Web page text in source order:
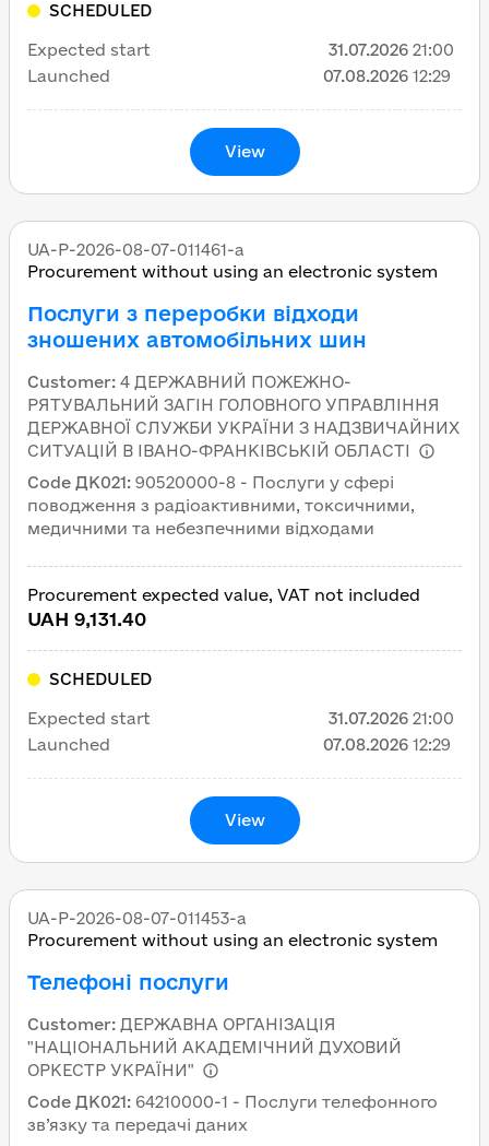
SCHEDULED
Expected start 31.07.2026 21:00
Launched
07.08.2026 12:29
View
UA-P-2026-08-07-011461-a
Procurement without using an electronic system
Послуги з переробки відходи
зношених автомобільних шин
Customer: 4 ДЕРЖАВНИЙ ПОЖЕЖНО-
РЯТУВАЛЬНИЙ ЗАГІН ГОЛОВНОГО УПРАВЛІННЯ
ДЕРЖАВНОЇ СЛУЖБИ УКРАЇНИ З НАДЗВИЧАЙНИХ
СИТУАЦІЙ В ІВАНО-ФРАНКІВСЬКІЙ ОБЛАСТІ
Code ДК021: 90520000-8 - Послуги у сфері
поводження з радіоактивними, токсичними,
медичними та небезпечними відходами
Procurement expected value, VAT not included
UAH 9,131.40
SCHEDULED
Expected start 31.07.2026 21:00
Launched
07.08.2026 12:29
View
UA-P-2026-08-07-011453-a
Procurement without using an electronic system
Телефоні послуги
Customer: ДЕРЖАВНА ОРГАНІЗАЦІЯ
"НАЦІОНАЛЬНИЙ АКАДЕМІЧНИЙ ДУХОВИЙ
ОРКЕСТР УКРАЇНИ"
Code ДК021: 64210000-1 - Послуги телефонного
зв’язку та передачі даних